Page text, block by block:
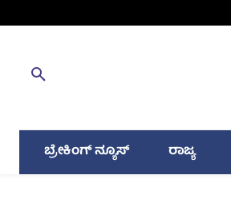
ಬ್ರೇಕಿಂಗ್ ನ್ಯೂಸ್ ರಾಜ್ಯ